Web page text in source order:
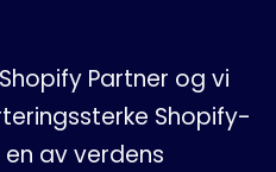
Partner og vi
Shopify-
av verdens